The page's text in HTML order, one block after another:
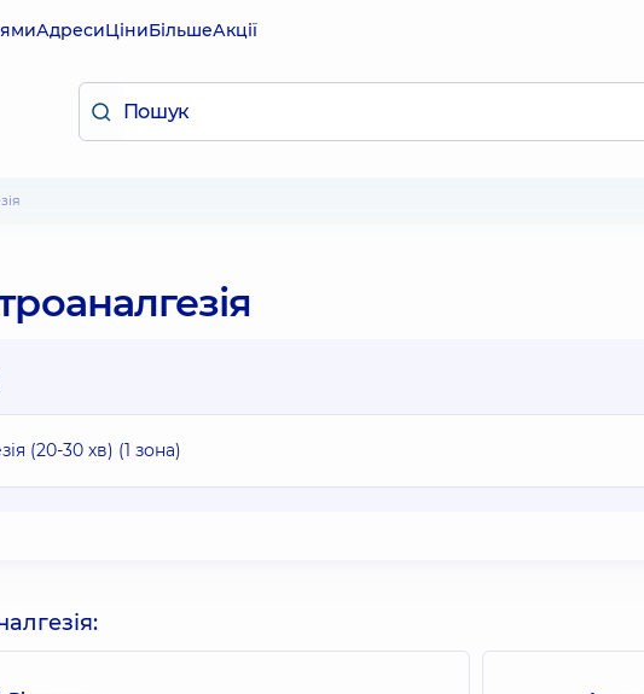
АдресиЦіниБільшеАкції
(20-30 хв) (1 зона)